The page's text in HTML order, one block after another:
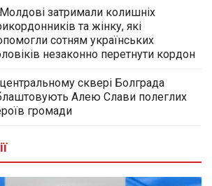
затримали колишніх
та жінку, які
сотням українських
незаконно перетнути кордон
сквері Болграда
Алею Слави полеглих
громади